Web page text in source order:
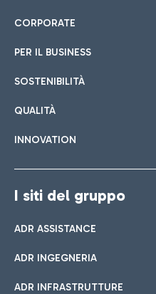
CORPORATE
PER IL BUSINESS
SOSTENIBILITÀ
QUALITÀ
INNOVATION
I siti del gruppo
ADR ASSISTANCE
ADR INGEGNERIA
ADR INFRASTRUTTURE